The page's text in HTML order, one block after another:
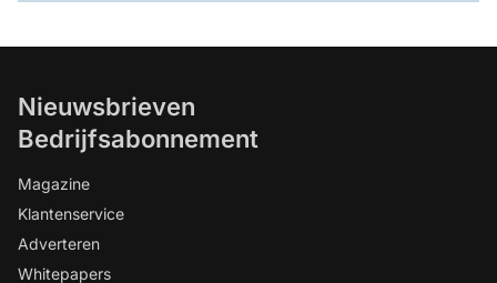
Nieuwsbrieven
Bedrijfsabonnement
Magazine
Klantenservice
Adverteren
Whitepapers